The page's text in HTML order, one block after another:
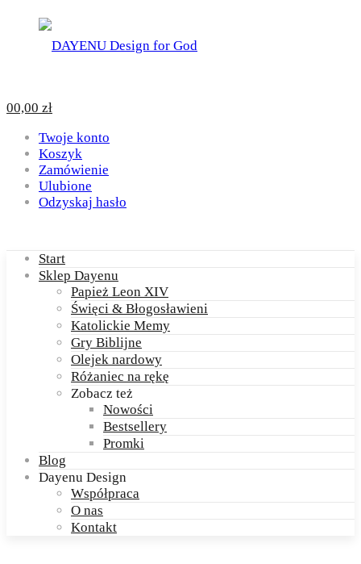
00,00 zł
Twoje konto
Koszyk
Zamówienie
Ulubione
Odzyskaj hasło
Start
Sklep Dayenu
Papież Leon XIV
Święci & Błogosławieni
Katolickie Memy
Gry Biblijne
Olejek nardowy
Różaniec na rękę
Zobacz też
Nowości
Bestsellery
Promki
Blog
Dayenu Design
Współpraca
O nas
Kontakt